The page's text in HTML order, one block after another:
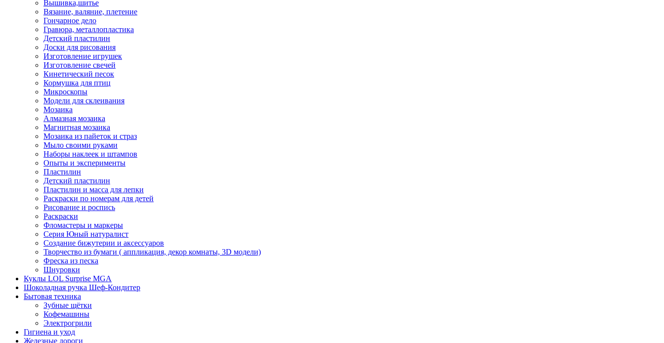
Вышивка,шитье
Вязание, валяние, плетение
Гончарное дело
Гравюра, металлопластика
Детский пластилин
Доски для рисования
Изготовление игрушек
Изготовление свечей
Кинетический песок
Кормушка для птиц
Микроскопы
Модели для склеивания
Мозаика
Алмазная мозаика
Магнитная мозаика
Мозаика из пайеток и страз
Мыло своими руками
Наборы наклеек и штампов
Опыты и эксперименты
Пластилин
Детский пластилин
Пластилин и масса для лепки
Раскраски по номерам для детей
Рисование и роспись
Раскраски
Фломастеры и маркеры
Серия Юный натуралист
Создание бижутерии и аксессуаров
Творчество из бумаги ( аппликация, декор комнаты, 3D модели)
Фреска из песка
Шнуровки
Куклы LOL Surprise MGA
Шоколадная ручка Шеф-Кондитер
Бытовая техника
Зубные щётки
Кофемашины
Электрогрили
Гигиена и уход
Железные дороги